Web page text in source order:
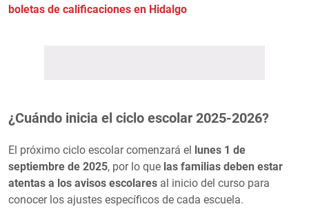
boletas de calificaciones en Hidalgo
¿Cuándo inicia el ciclo escolar 2025-2026?
El próximo ciclo escolar comenzará el lunes 1 de
septiembre de 2025, por lo que las familias deben estar
atentas a los avisos escolares al inicio del curso para
conocer los ajustes específicos de cada escuela.